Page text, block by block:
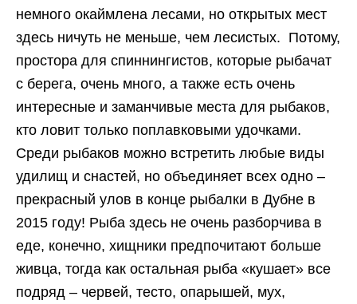
немного окаймлена лесами, но открытых мест
здесь ничуть не меньше, чем лесистых. Потому,
простора для спиннингистов, которые рыбачат
с берега, очень много, а также есть очень
интересные и заманчивые места для рыбаков,
кто ловит только поплавковыми удочками.
Среди рыбаков можно встретить любые виды
удилищ и снастей, но объединяет всех одно –
прекрасный улов в конце рыбалки в Дубне в
2015 году! Рыба здесь не очень разборчива в
еде, конечно, хищники предпочитают больше
живца, тогда как остальная рыба «кушает» все
подряд – червей, тесто, опарышей, мух,